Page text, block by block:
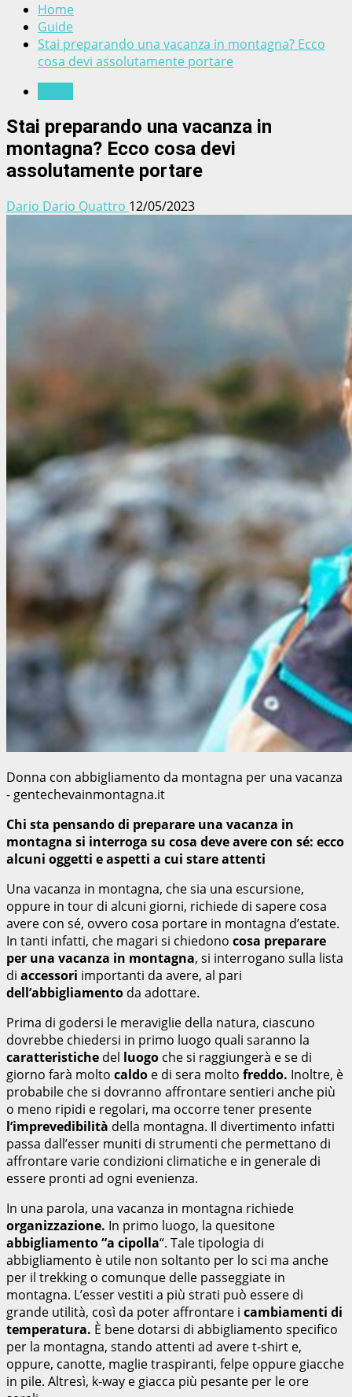
Home
Guide
Stai preparando una vacanza in montagna? Ecco
cosa devi assolutamente portare
Stai preparando una vacanza in
montagna? Ecco cosa devi
assolutamente portare
Dario Dario Quattro 12/05/2023
Donna con abbigliamento da montagna per una vacanza
- gentechevainmontagna.it
Chi sta pensando di preparare una vacanza in
montagna si interroga su cosa deve avere con sé: ecco
alcuni oggetti e aspetti a cui stare attenti
Una vacanza in montagna, che sia una escursione,
oppure in tour di alcuni giorni, richiede di sapere cosa
avere con sé, ovvero cosa portare in montagna d’estate.
In tanti infatti, che magari si chiedono cosa preparare
per una vacanza in montagna, si interrogano sulla lista
di accessori importanti da avere, al pari
dell’abbigliamento da adottare.
Prima di godersi le meraviglie della natura, ciascuno
dovrebbe chiedersi in primo luogo quali saranno la
caratteristiche del luogo che si raggiungerà e se di
giorno farà molto caldo e di sera molto freddo. Inoltre, è
probabile che si dovranno affrontare sentieri anche più
o meno ripidi e regolari, ma occorre tener presente
l’imprevedibilità della montagna. Il divertimento infatti
passa dall’esser muniti di strumenti che permettano di
affrontare varie condizioni climatiche e in generale di
essere pronti ad ogni evenienza.
In una parola, una vacanza in montagna richiede
organizzazione. In primo luogo, la quesitone
abbigliamento “a cipolla“. Tale tipologia di
abbigliamento è utile non soltanto per lo sci ma anche
per il trekking o comunque delle passeggiate in
montagna. L’esser vestiti a più strati può essere di
grande utilità, così da poter affrontare i cambiamenti di
temperatura. È bene dotarsi di abbigliamento specifico
per la montagna, stando attenti ad avere t-shirt e,
oppure, canotte, maglie traspiranti, felpe oppure giacche
in pile. Altresì, k-way e giacca più pesante per le ore